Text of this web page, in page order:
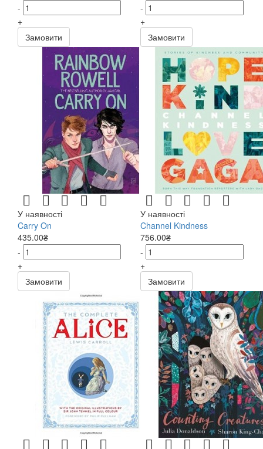
-
+
Замовити
-
+
Замовити
У наявності
Carry On
435.00₴
-
+
Замовити
У наявності
Channel Kindness
756.00₴
-
+
Замовити